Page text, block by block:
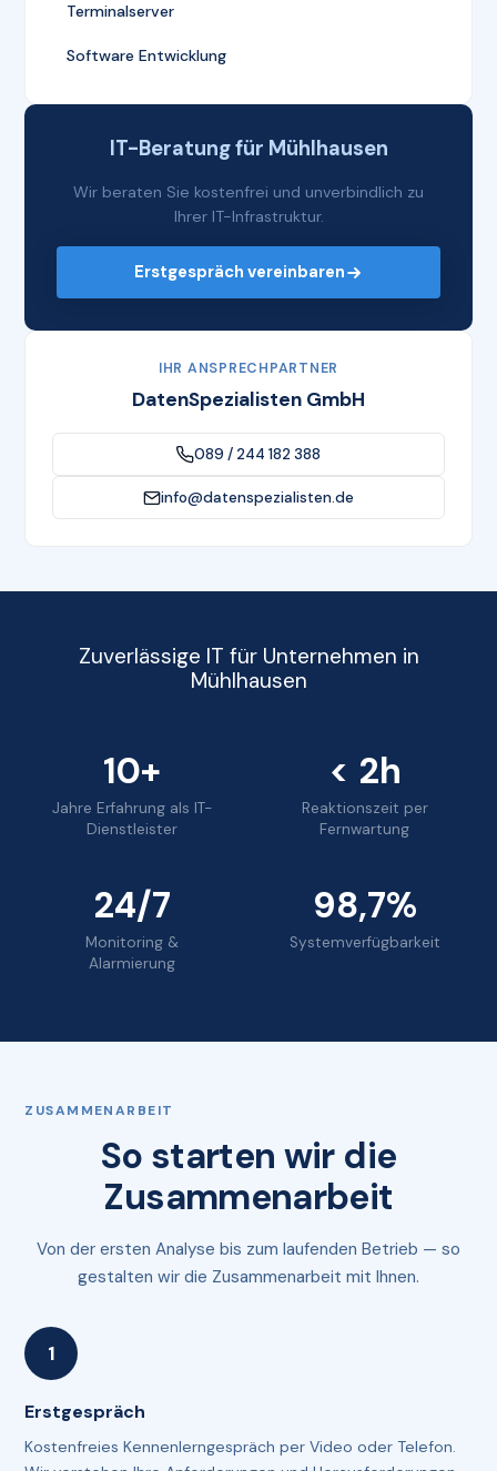
Terminalserver
Software Entwicklung
IT-Beratung für Mühlhausen
Wir beraten Sie kostenfrei und unverbindlich zu
Ihrer IT-Infrastruktur.
Erstgespräch vereinbaren
IHR ANSPRECHPARTNER
DatenSpezialisten GmbH
089 / 244 182 388
info@datenspezialisten.de
Zuverlässige IT für Unternehmen in
Mühlhausen
10+
Jahre Erfahrung als IT-
Dienstleister
< 2h
Reaktionszeit per
Fernwartung
24/7
Monitoring &
Alarmierung
98,7%
Systemverfügbarkeit
ZUSAMMENARBEIT
So starten wir die
Zusammenarbeit
Von der ersten Analyse bis zum laufenden Betrieb — so
gestalten wir die Zusammenarbeit mit Ihnen.
Erstgespräch
Kostenfreies Kennenlerngespräch per Video oder Telefon.